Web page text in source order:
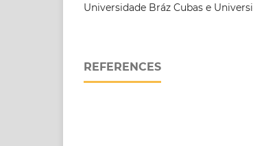
Universidade Bráz Cubas e
REFERENCES